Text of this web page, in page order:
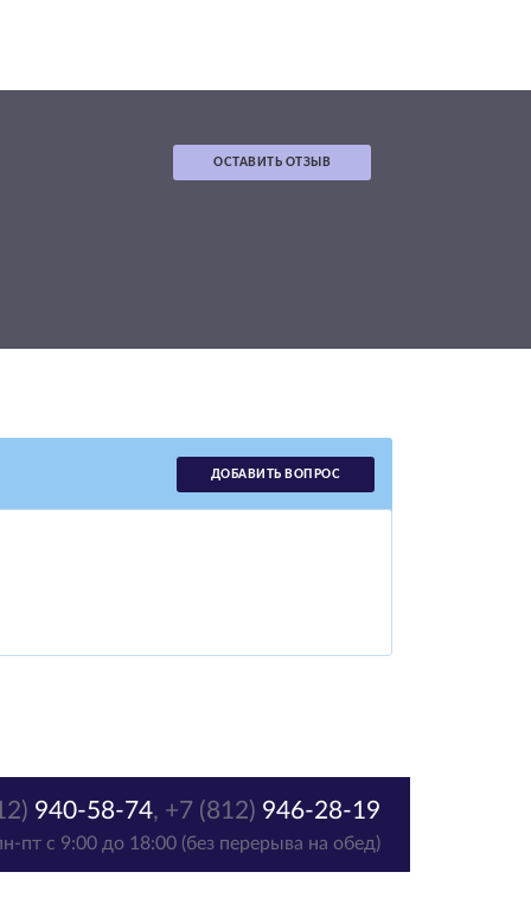
ОСТАВИТЬ ОТЗЫВ
ДОБАВИТЬ ВОПРОС
940-58-74, +7 (812) 946-28-19
пт с 9:00 до 18:00 (без перерыва на обед)